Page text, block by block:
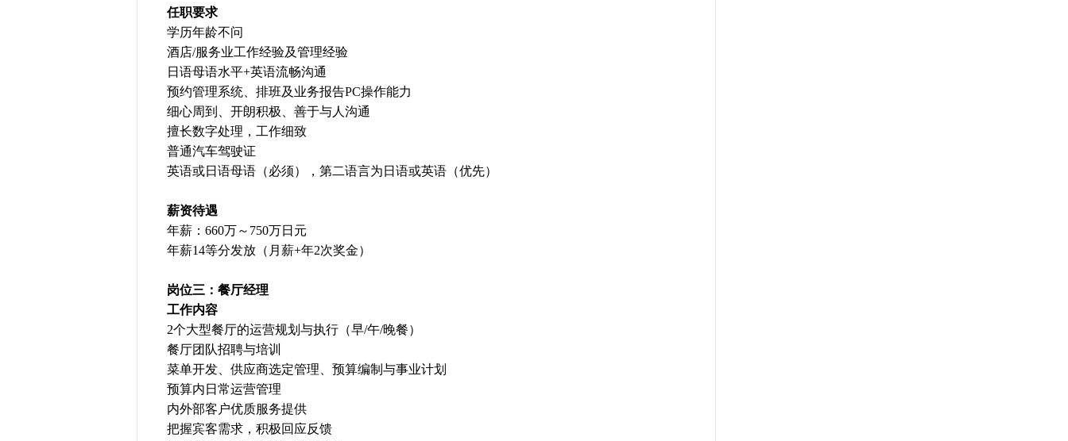
任职要求
学历年龄不问
酒店/服务业工作经验及管理经验
日语母语水平+英语流畅沟通
预约管理系统、排班及业务报告PC操作能力
细心周到、开朗积极、善于与人沟通
擅长数字处理，工作细致
普通汽车驾驶证
英语或日语母语（必须），第二语言为日语或英语（优先）
薪资待遇
年薪：660万～750万日元
年薪14等分发放（月薪+年2次奖金）
岗位三：餐厅经理
工作内容
2个大型餐厅的运营规划与执行（早/午/晚餐）
餐厅团队招聘与培训
菜单开发、供应商选定管理、预算编制与事业计划
预算内日常运营管理
内外部客户优质服务提供
把握宾客需求，积极回应反馈